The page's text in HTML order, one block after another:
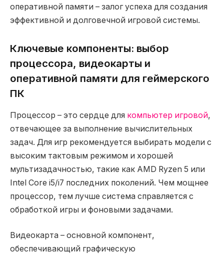
оперативной памяти – залог успеха для создания
эффективной и долговечной игровой системы.
Ключевые компоненты: выбор
процессора, видеокарты и
оперативной памяти для геймерского
ПК
Процессор – это сердце для компьютер игровой,
отвечающее за выполнение вычислительных
задач. Для игр рекомендуется выбирать модели с
высоким тактовым режимом и хорошей
мультизадачностью, такие как AMD Ryzen 5 или
Intel Core i5/i7 последних поколений. Чем мощнее
процессор, тем лучше система справляется с
обработкой игры и фоновыми задачами.
Видеокарта – основной компонент,
обеспечивающий графическую